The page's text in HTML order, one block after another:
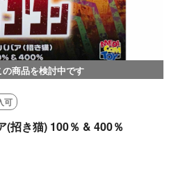
の商品を検討中です
可
招き猫) 100％ & 400％